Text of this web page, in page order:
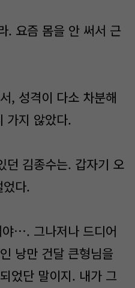
. 요즘 몸을 안 써서 근
, 성격이 다소 차분해
가지 않았다.
던 김종수는. 갑자기 오
다.
…. 그나저나 드디어
낭만 건달 큰형님을
었단 말이지. 내가 그